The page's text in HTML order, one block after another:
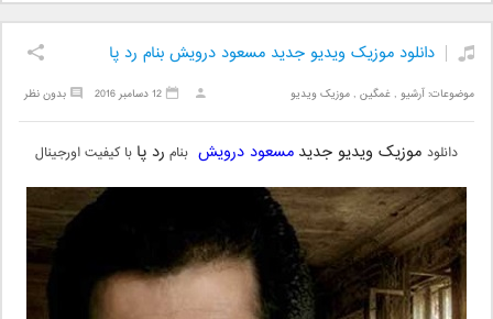
دانلود موزیک ویدیو جدید مسعود درویش بنام رد پا
موضوعات:آرشیو ,غمگین ,موزیک ویدیو بدون نظر 12 دسامبر 2016
دانلود موزیک ویدیو جدید مسعود درویش بنام رد پا با کیفیت اورجینال